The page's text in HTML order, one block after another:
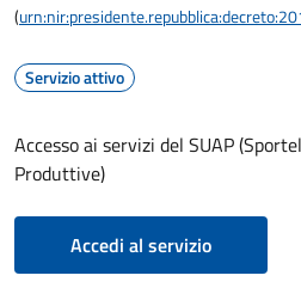
(
Servizio attivo
Accesso ai servizi del SUAP
Produttive)
Accedi al servizio